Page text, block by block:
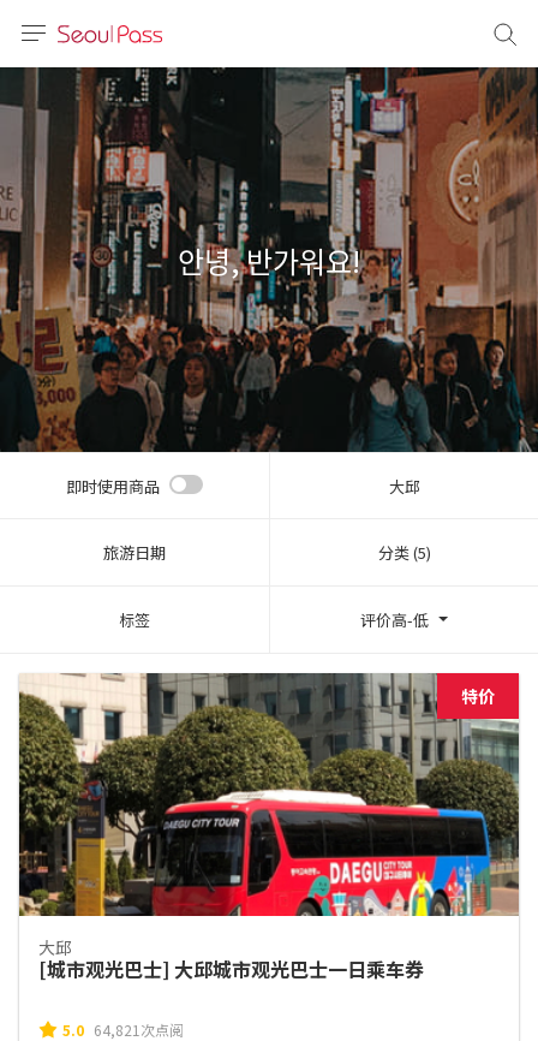
体)
文 (台灣)
안녕, 반가워요!
即时使用商品 大邱
旅游日期 分类 (5)
标签 评价高-低
特价
大邱
[城市观光巴士] 大邱城市观光巴士一日乘车券
5.0 64,821次点阅